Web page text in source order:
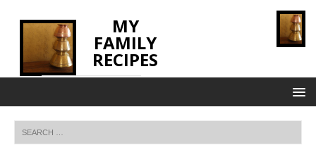
MY
FAMILY
RECIPES